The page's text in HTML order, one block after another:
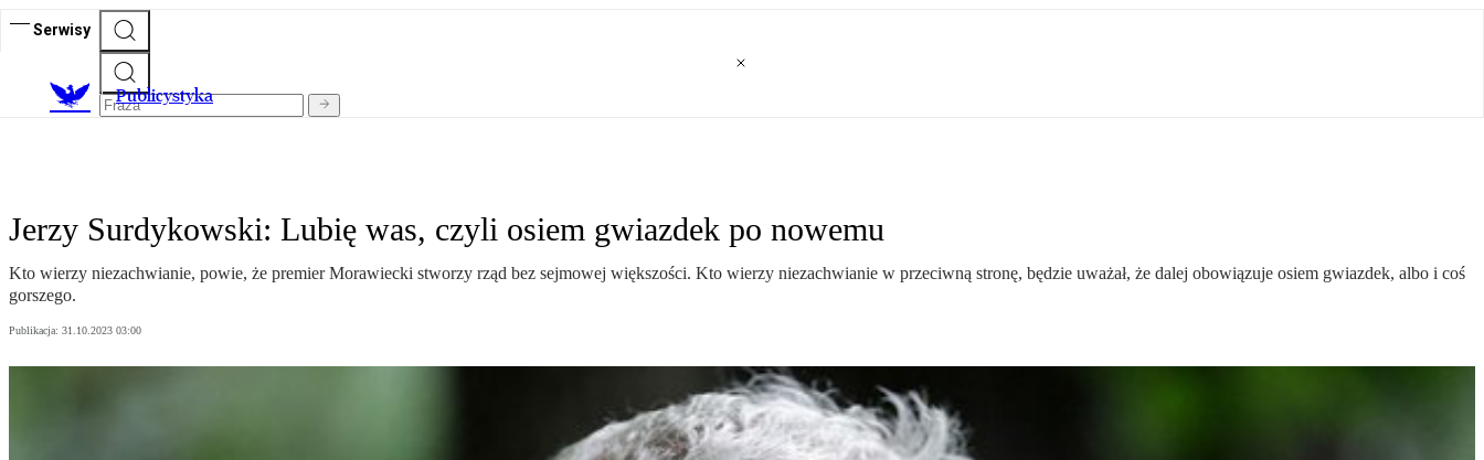
Serwisy
Publicystyka
Jerzy Surdykowski: Lubię was, czyli osiem gwiazdek po nowemu
Kto wierzy niezachwianie, powie, że premier Morawiecki stworzy rząd bez sejmowej większości. Kto wierzy niezachwianie w przeciwną stronę, będzie uważał, że dalej obowiązuje osiem gwiazdek, albo i coś
gorszego.
Publikacja: 31.10.2023 03:00